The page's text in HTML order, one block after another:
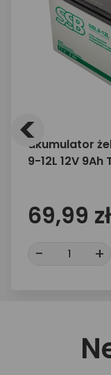
akumulator
9-12L 12V 9Ah
69,99 zł
- +
<